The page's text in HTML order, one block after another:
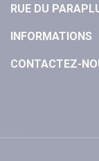
RUE DU
INFORMATIONS
CONTACTEZ-